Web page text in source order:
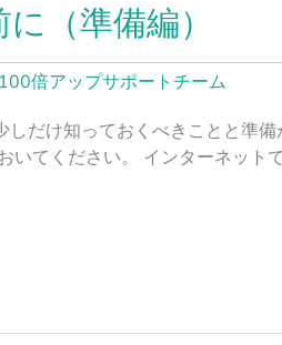
（準備編）
倍アップサポートチーム
だけ知っておくべきことと準
いてください。 インターネット